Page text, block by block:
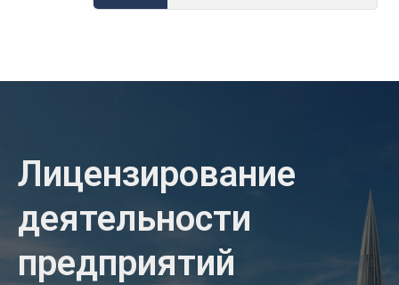
Лицензирование
деятельности
предприятий